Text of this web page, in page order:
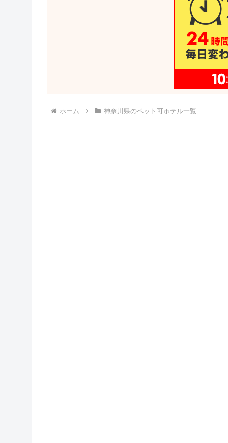
ホーム 神奈川県のペット可ホテル一覧